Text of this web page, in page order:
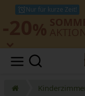
Nur für kurze Zeit!